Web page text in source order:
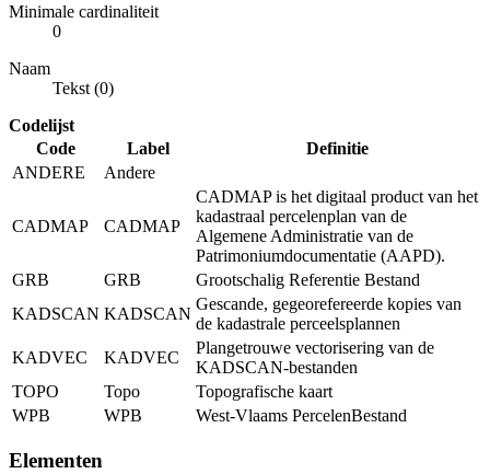
Minimale cardinaliteit
0
Naam
Tekst (0)
Codelijst
Code
Label
Definitie
ANDERE
Andere
CADMAP CADMAP
CADMAP is het digitaal product van het
kadastraal percelenplan van de
Algemene Administratie van de
Patrimoniumdocumentatie (AAPD).
GRB
GRB
Grootschalig Referentie Bestand
KADSCAN KADSCAN
Gescande, gegeorefereerde kopies van
de kadastrale perceelsplannen
KADVEC
KADVEC
Plangetrouwe vectorisering van de
KADSCAN-bestanden
TOPO
Topo
Topografische kaart
WPB
WPB West-Vlaams PercelenBestand
Elementen